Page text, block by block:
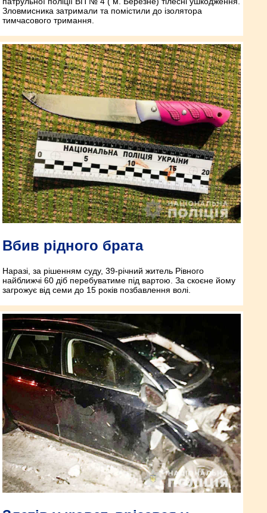
Зловмисника затримали та помістили до ізолятора
тимчасового тримання.
Вбив рідного брата
Наразі, за рішенням суду, 39-річний житель Рівного
найближчі 60 діб перебуватиме під вартою. За скоєне йому
загрожує від семи до 15 років позбавлення волі.